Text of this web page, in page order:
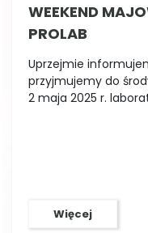
WEEKEND
PROLAB
Uprzejmie
przyjmujemy do
2 maja 2025 r.
Więcej